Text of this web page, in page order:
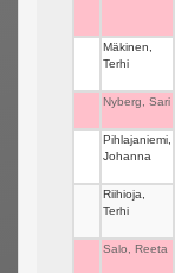
Mäkinen,
Terhi
Nyberg, Sari
Pihlajaniemi,
Johanna
Riihioja,
Terhi
Salo, Reeta